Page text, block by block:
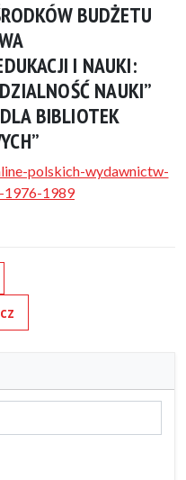
BUDŻETU
I NAUKI:
NAUKI”
BIBLIOTEK
polskich-wydawnictw-
1976-1989
link
krótki link